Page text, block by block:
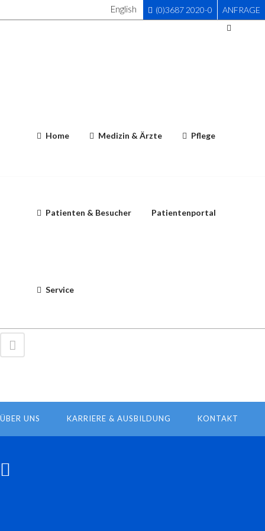
English (0)3687 2020-0 ANFRAGE
Home Medizin & Ärzte Pflege
Patienten & Besucher Patientenportal
Service
ÜBER UNS KARRIERE & AUSBILDUNG KONTAKT